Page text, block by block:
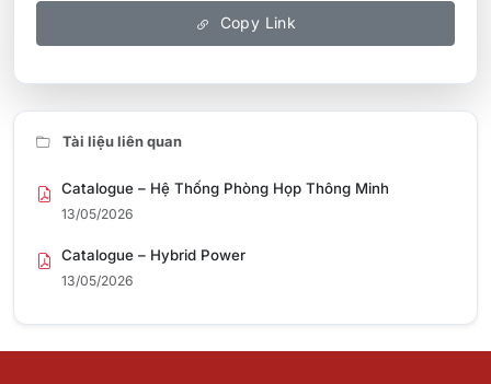
Copy Link
Tài liệu liên quan
Catalogue – Hệ Thống Phòng Họp Thông Minh
13/05/2026
Catalogue – Hybrid Power
13/05/2026